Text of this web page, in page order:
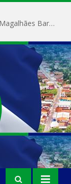
Campeonato Municipal 2026 tem início em Magalhães Barata com grande participação da população